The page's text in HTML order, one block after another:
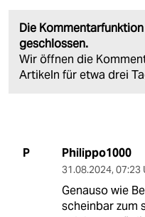
Die
geschlossen.
Wir öffnen die
Artikeln für etwa drei
P Philippo1000
31.08.2024, 07:23
Genauso wie
scheinbar zum